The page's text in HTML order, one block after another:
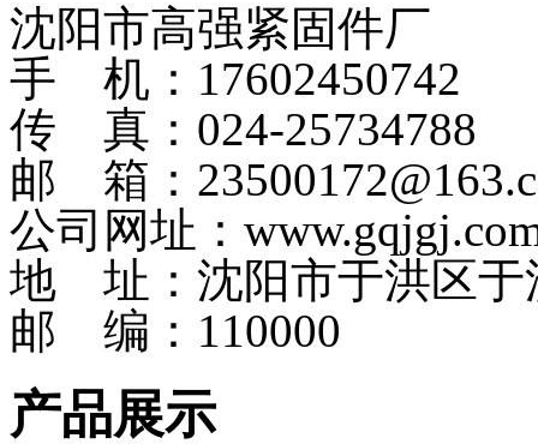
沈阳市高强紧固件厂
手 机：17602450742
传 真：024-25734788
邮 箱：
公司网址：
地 址：沈阳市于洪区于
邮 编：110000
产品展示